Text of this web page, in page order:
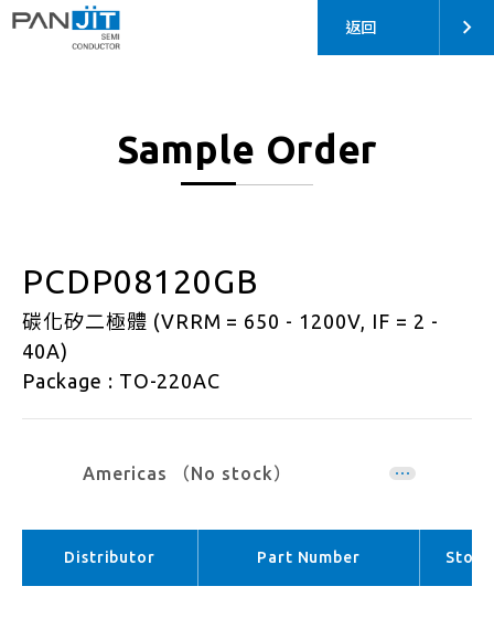
返回
Sample Order
PCDP08120GB
碳化矽二極體 (VRRM = 650 - 1200V, IF = 2 -
40A)
Package : TO-220AC
Americas （No stock）
APAC （No stock）
Distributor Part Number Stock